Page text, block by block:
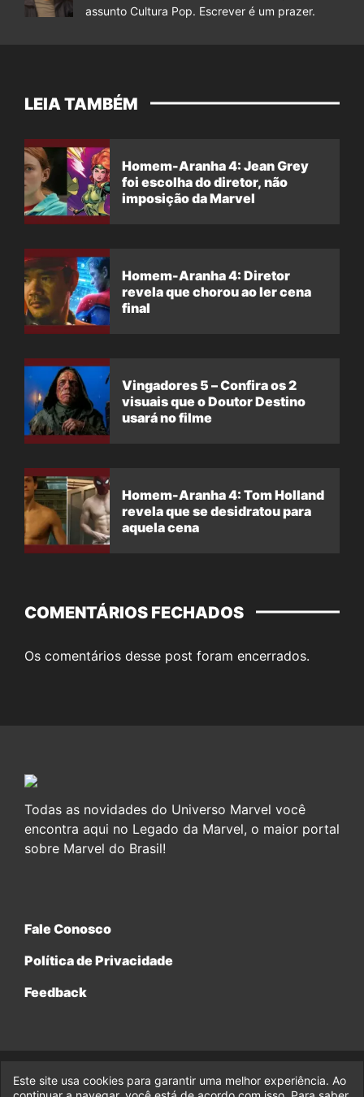
assunto Cultura Pop. Escrever é um prazer.
LEIA TAMBÉM
Homem-Aranha 4: Jean Grey
foi escolha do diretor, não
imposição da Marvel
Homem-Aranha 4: Diretor
revela que chorou ao ler cena
final
Vingadores 5 – Confira os 2
visuais que o Doutor Destino
usará no filme
Homem-Aranha 4: Tom Holland
revela que se desidratou para
aquela cena
COMENTÁRIOS FECHADOS
Os comentários desse post foram encerrados.
Todas as novidades do Universo Marvel você
encontra aqui no Legado da Marvel, o maior portal
sobre Marvel do Brasil!
Fale Conosco
Política de Privacidade
Feedback
© 2017-2026 Legado da Marvel, uma empresa da Legado
Enterprises.
Este site usa cookies para garantir uma melhor experiência. Ao